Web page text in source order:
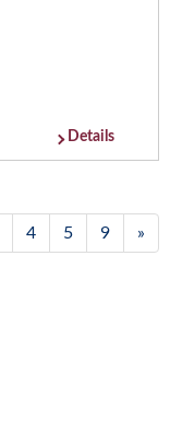
Details
4 5 9 »